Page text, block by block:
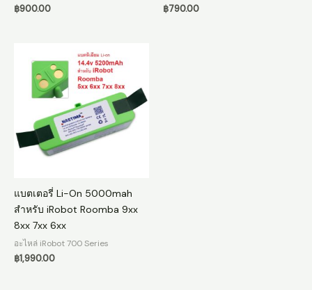
฿900.00
฿790.00
แบตเตอรี่ Li-On 5000mah
สำหรับ iRobot Roomba 9xx
8xx 7xx 6xx
อะไหล่ iRobot 700 Series
฿1,990.00